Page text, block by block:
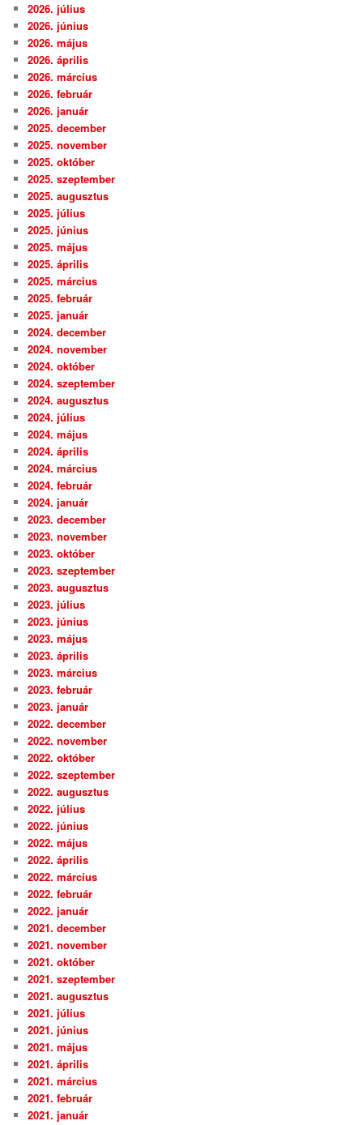
2026. július
2026. június
2026. május
2026. április
2026. március
2026. február
2026. január
2025. december
2025. november
2025. október
2025. szeptember
2025. augusztus
2025. július
2025. június
2025. május
2025. április
2025. március
2025. február
2025. január
2024. december
2024. november
2024. október
2024. szeptember
2024. augusztus
2024. július
2024. május
2024. április
2024. március
2024. február
2024. január
2023. december
2023. november
2023. október
2023. szeptember
2023. augusztus
2023. július
2023. június
2023. május
2023. április
2023. március
2023. február
2023. január
2022. december
2022. november
2022. október
2022. szeptember
2022. augusztus
2022. július
2022. június
2022. május
2022. április
2022. március
2022. február
2022. január
2021. december
2021. november
2021. október
2021. szeptember
2021. augusztus
2021. július
2021. június
2021. május
2021. április
2021. március
2021. február
2021. január